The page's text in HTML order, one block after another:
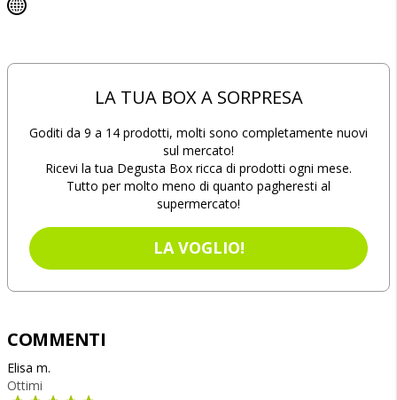
LA TUA BOX A SORPRESA
Goditi da 9 a 14 prodotti, molti sono completamente nuovi
sul mercato!
Ricevi la tua Degusta Box ricca di prodotti ogni mese.
Tutto per molto meno di quanto pagheresti al
supermercato!
LA VOGLIO!
COMMENTI
Elisa m.
Ottimi